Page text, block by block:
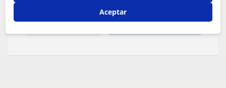
ver más Contactar
Aceptar